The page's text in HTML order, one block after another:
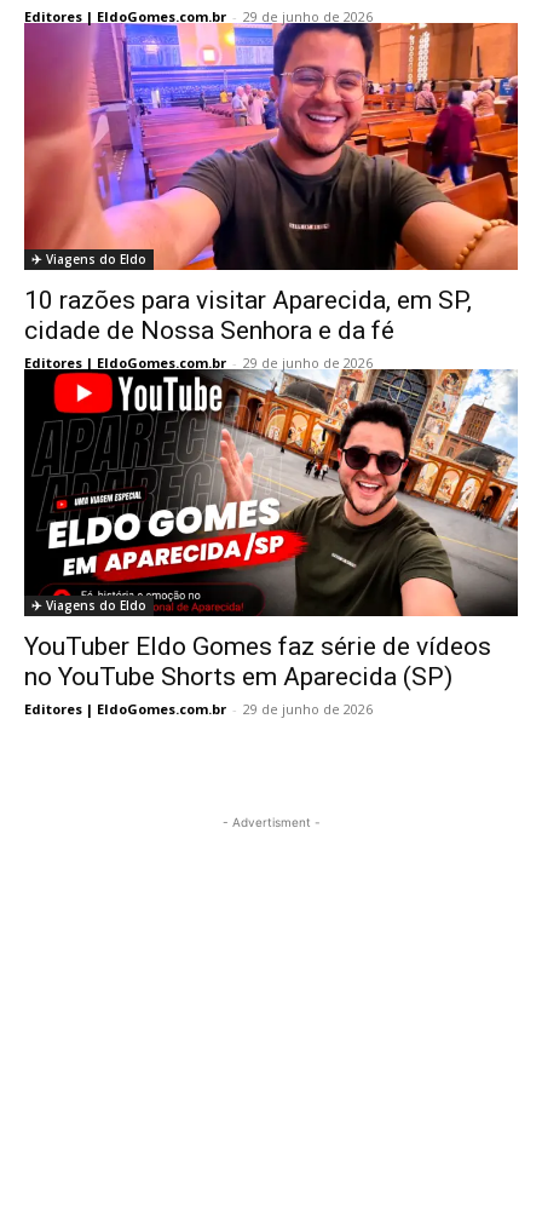
Editores | EldoGomes.com.br - 29 de junho de 2026
✈️ Viagens do Eldo
10 razões para visitar Aparecida, em SP,
cidade de Nossa Senhora e da fé
Editores | EldoGomes.com.br - 29 de junho de 2026
✈️ Viagens do Eldo
YouTuber Eldo Gomes faz série de vídeos
no YouTube Shorts em Aparecida (SP)
Editores | EldoGomes.com.br - 29 de junho de 2026
- Advertisment -